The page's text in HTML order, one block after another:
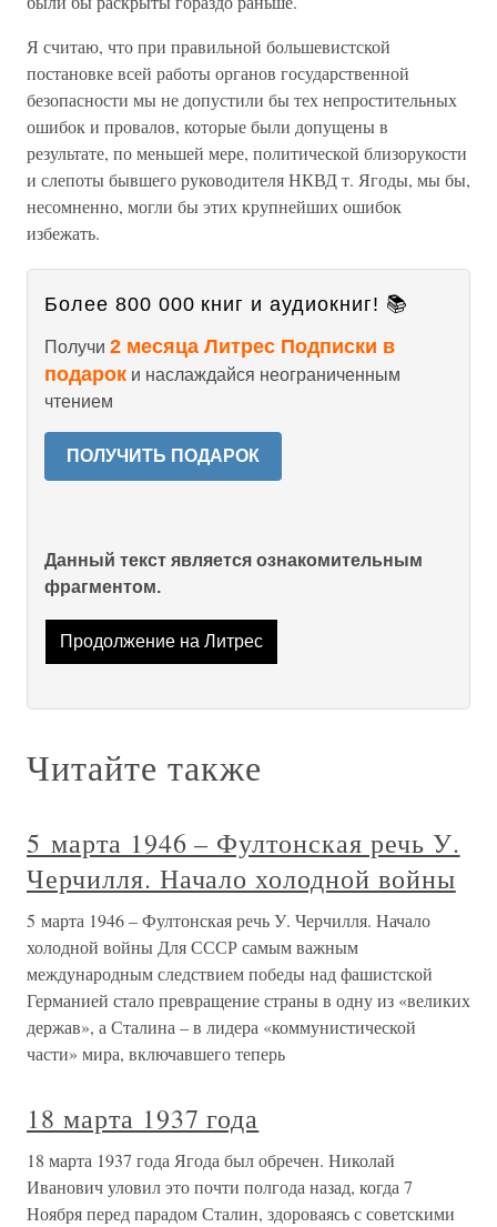
Я считаю, что при правильной большевистской
постановке всей работы органов государственной
безопасности мы не допустили бы тех непростительных
ошибок и провалов, которые были допущены в
результате, по меньшей мере, политической близорукости
и слепоты бывшего руководителя НКВД т. Ягоды, мы бы,
несомненно, могли бы этих крупнейших ошибок
избежать.
Более 800 000 книг и аудиокниг! 📚
Получи 2 месяца Литрес Подписки в
подарок и наслаждайся неограниченным
чтением
ПОЛУЧИТЬ ПОДАРОК
Данный текст является ознакомительным
фрагментом.
Продолжение на Литрес
Читайте также
5 марта 1946 – Фултонская речь У.
Черчилля. Начало холодной войны
5 марта 1946 – Фултонская речь У. Черчилля. Начало
холодной войны Для СССР самым важным
международным следствием победы над фашистской
Германией стало превращение страны в одну из «великих
держав», а Сталина – в лидера «коммунистической
части» мира, включавшего теперь
18 марта 1937 года
18 марта 1937 года Ягода был обречен. Николай
Иванович уловил это почти полгода назад, когда 7
Ноября перед парадом Сталин, здороваясь с советскими